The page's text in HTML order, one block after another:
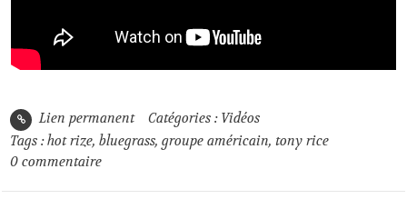
Lien permanent Catégories : Vidéos
Tags :hot rize,bluegrass,groupe américain,tony rice
0 commentaire